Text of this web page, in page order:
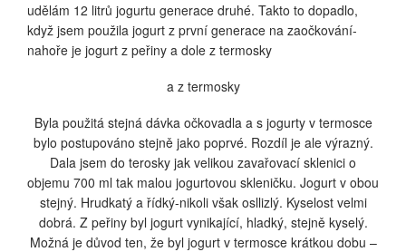
udělám 12 litrů jogurtu generace druhé. Takto to dopadlo,
když jsem použila jogurt z první generace na zaočkování-
nahoře je jogurt z peřiny a dole z termosky
a z termosky
Byla použitá stejná dávka očkovadla a s jogurty v termosce
bylo postupováno stejně jako poprvé. Rozdíl je ale výrazný.
Dala jsem do terosky jak velikou zavařovací sklenici o
objemu 700 ml tak malou jogurtovou skleničku. Jogurt v obou
stejný. Hrudkatý a řídký-nikoli však osllizlý. Kyselost velmi
dobrá. Z peřiny byl jogurt vynikající, hladký, stejně kyselý.
Možná je důvod ten, že byl jogurt v termosce krátkou dobu –